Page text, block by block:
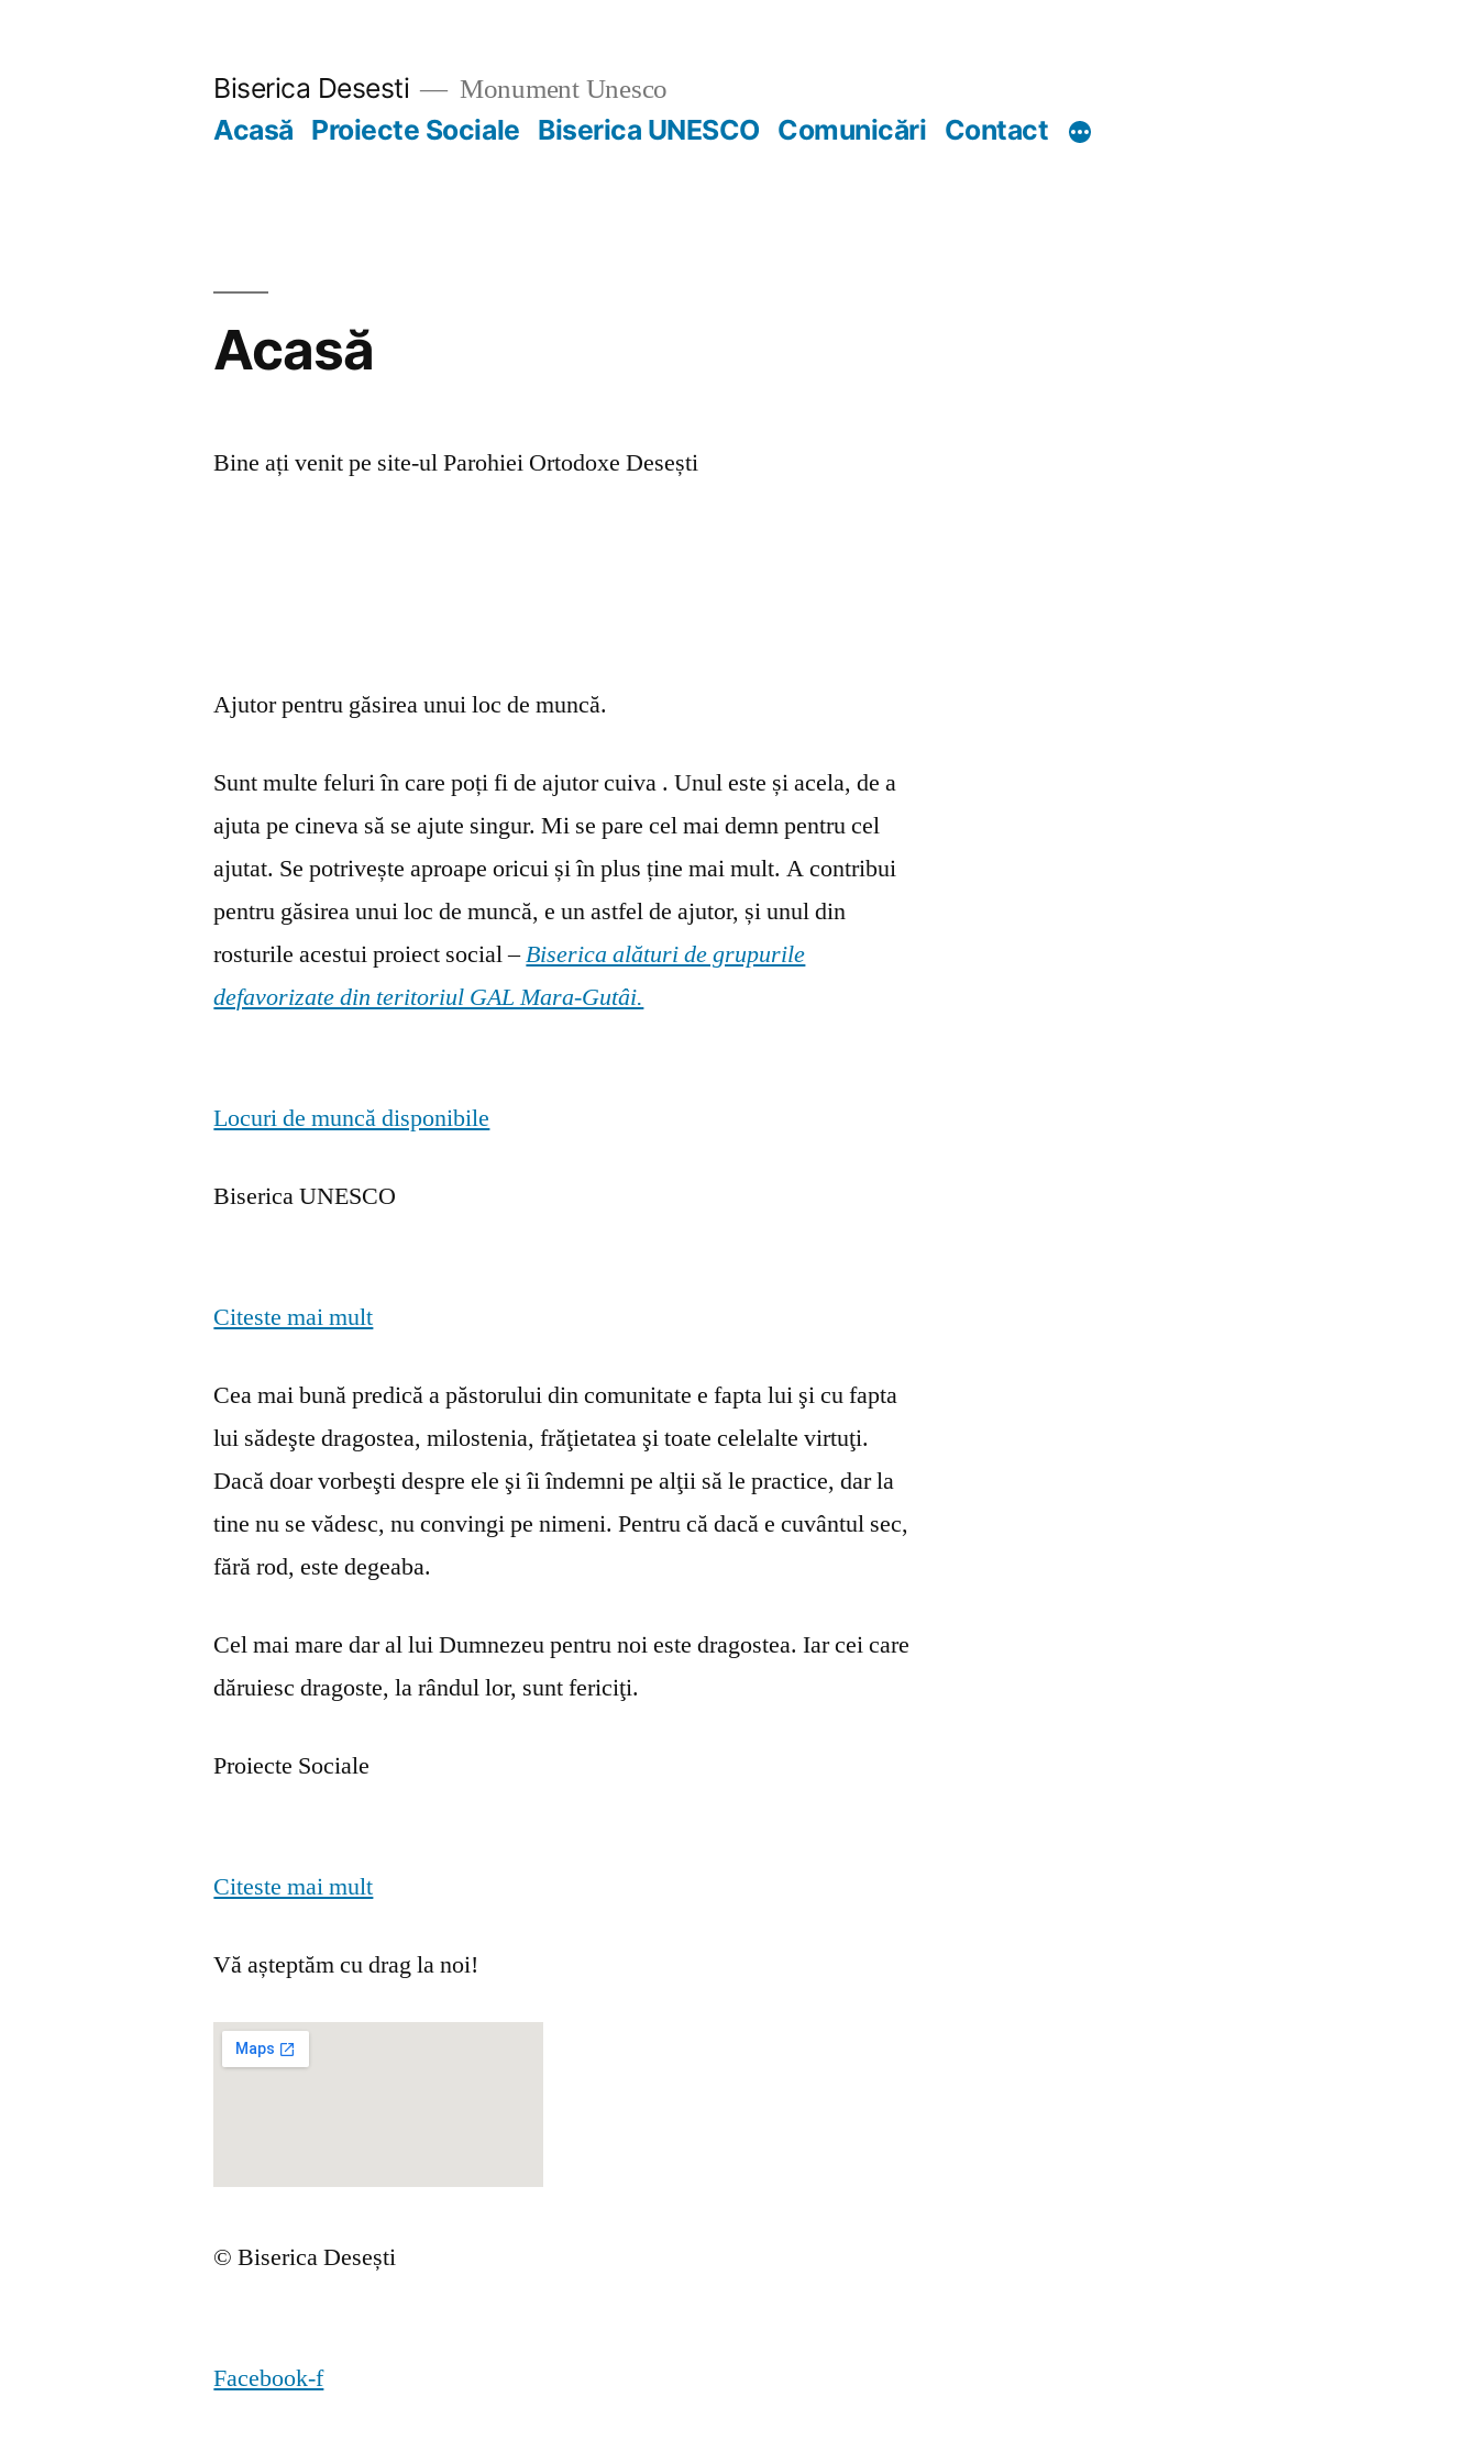
Biserica Desesti Monument Unesco
Acasă Proiecte Sociale Biserica UNESCO Comunicări Contact
Acasă
Bine ați venit pe site-ul Parohiei Ortodoxe Desești
Ajutor pentru găsirea unui loc de muncă.
Sunt multe feluri în care poți fi de ajutor cuiva . Unul este și acela, de a
ajuta pe cineva să se ajute singur. Mi se pare cel mai demn pentru cel
ajutat. Se potrivește aproape oricui și în plus ține mai mult. A contribui
pentru găsirea unui loc de muncă, e un astfel de ajutor, și unul din
rosturile acestui proiect social –Biserica alături de grupurile
defavorizate din teritoriul GAL Mara-Gutâi.
Locuri de muncă disponibile
Biserica UNESCO
Citeste mai mult
Cea mai bună predică a păstorului din comunitate e fapta lui şi cu fapta
lui sădeşte dragostea, milostenia, frăţietatea şi toate celelalte virtuţi.
Dacă doar vorbeşti despre ele şi îi îndemni pe alţii să le practice, dar la
tine nu se vă­desc, nu convingi pe nimeni. Pentru că dacă e cuvântul sec,
fără rod, este degeaba.
Cel mai mare dar al lui Dumnezeu pentru noi este dragostea. Iar cei care
dăruiesc dragoste, la rândul lor, sunt fericiţi.
Proiecte Sociale
Citeste mai mult
Vă așteptăm cu drag la noi!
© Biserica Desești
Facebook-f